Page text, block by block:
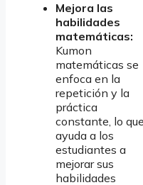
Mejora las
habilidades
matemáticas:
Kumon
matemáticas se
enfoca en la
repetición y la
práctica
constante, lo que
ayuda a los
estudiantes a
mejorar sus
habilidades